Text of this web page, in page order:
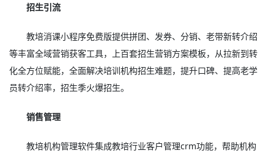
招生引流
教培消课小程序免费版提供拼团、发券、分销、老带新转介绍
等丰富全域营销获客工具，上百套招生营销方案模板，从拉新到转
化全方位赋能，全面解决培训机构招生难题，提升口碑、提高老学
员转介绍率，招生季火爆招生。
销售管理
教培机构管理软件集成教培行业客户管理crm功能，帮助机构